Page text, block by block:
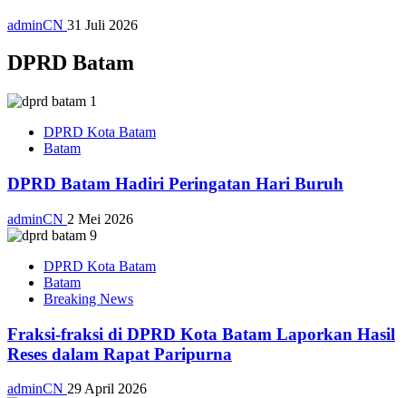
adminCN 31 Juli 2026
DPRD Batam
DPRD Kota Batam
Batam
DPRD Batam Hadiri Peringatan Hari Buruh
adminCN 2 Mei 2026
DPRD Kota Batam
Batam
Breaking News
Fraksi-fraksi di DPRD Kota Batam Laporkan Hasil
Reses dalam Rapat Paripurna
adminCN 29 April 2026